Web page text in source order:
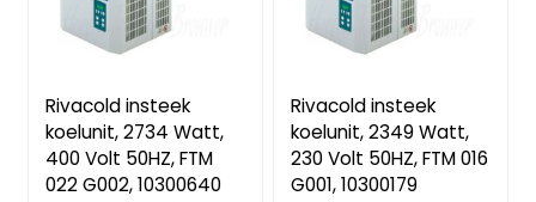
Rivacold insteek
koelunit, 2734 Watt,
400 Volt 50HZ, FTM
022 G002, 10300640
Rivacold insteek
koelunit, 2349 Watt,
230 Volt 50HZ, FTM 016
G001, 10300179